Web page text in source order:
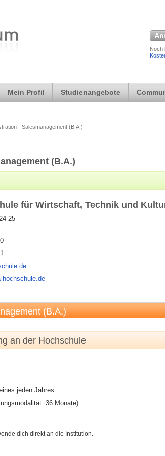
Noch
Mein Profil Studienangebote
- Salesmanagement (B.A.)
(B.A.)
für Wirtschaft, Technik und
25
hochschule.de
(B.A.)
an der Hochschule
jeden Jahres
36 Monate)
dich direkt an die Institution.